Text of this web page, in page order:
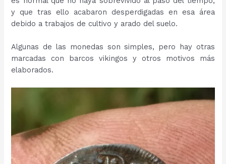
y que tras ello acabaron desperdigadas en esa área
debido a trabajos de cultivo y arado del suelo.
Algunas de las monedas son simples, pero hay otras
marcadas con barcos vikingos y otros motivos más
elaborados.